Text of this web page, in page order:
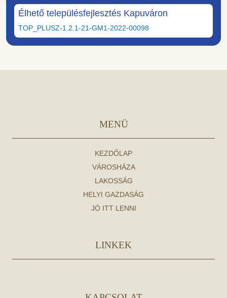
Élhető településfejlesztés Kapuváron
TOP_PLUSZ-1.2.1-21-GM1-2022-00098
MENÜ
KEZDŐLAP
VÁROSHÁZA
LAKOSSÁG
HELYI GAZDASÁG
JÓ ITT LENNI
LINKEK